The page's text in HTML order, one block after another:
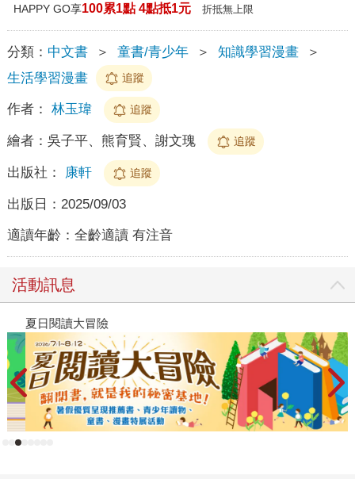
HAPPY GO享100累1點 4點抵1元 折抵無上限
分類： 中文書 ＞ 童書/青少年 ＞ 知識學習漫畫
＞
生活學習漫畫
追蹤
作者： 林玉瑋 追蹤
繪者： 吳子平、熊育賢、謝文瑰 追蹤
出版社： 康軒 追蹤
出版日： 2025/09/03
適讀年齡： 全齡適讀 有注音
活動訊息
夏日閱讀大冒險